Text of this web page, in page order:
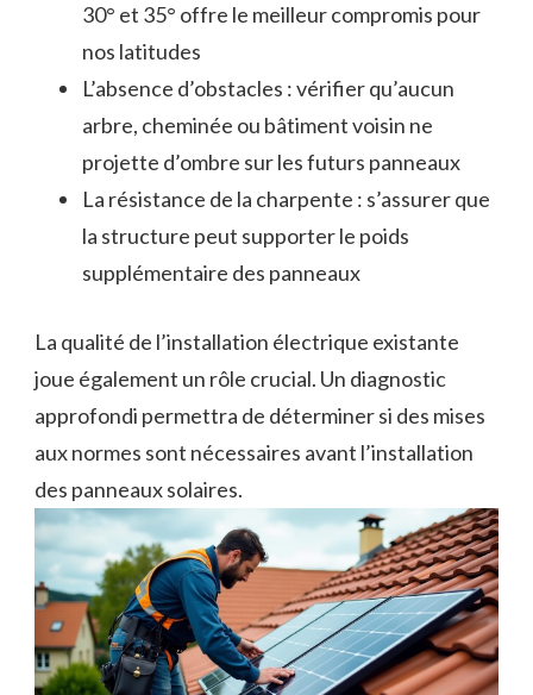
30° et 35° offre le meilleur compromis pour
nos latitudes
L’absence d’obstacles : vérifier qu’aucun
arbre, cheminée ou bâtiment voisin ne
projette d’ombre sur les futurs panneaux
La résistance de la charpente : s’assurer que
la structure peut supporter le poids
supplémentaire des panneaux
La qualité de l’installation électrique existante
joue également un rôle crucial. Un diagnostic
approfondi permettra de déterminer si des mises
aux normes sont nécessaires avant l’installation
des panneaux solaires.